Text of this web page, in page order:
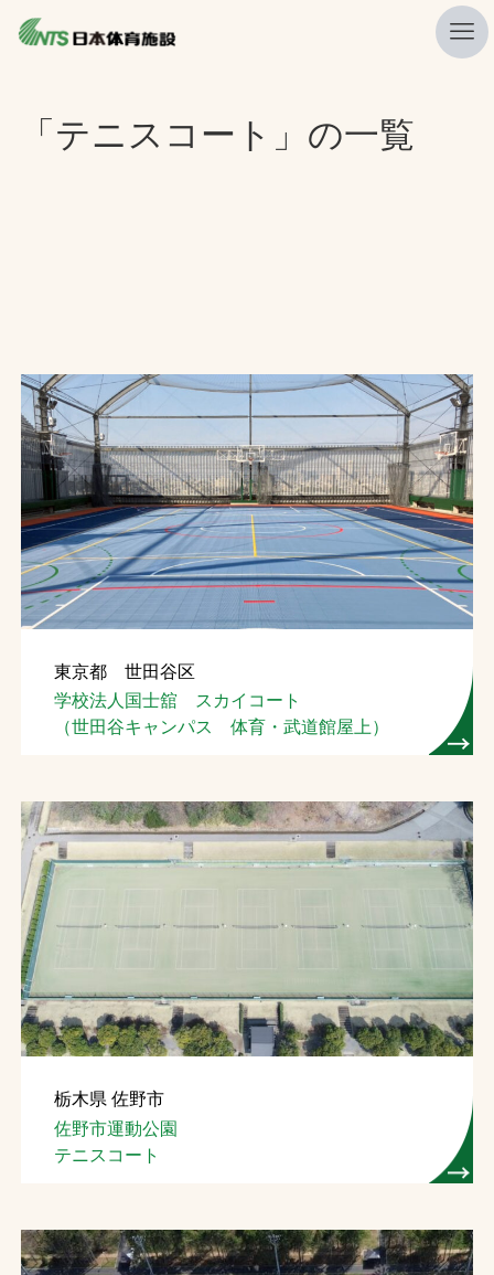
ニュース
会社概要
採用情報
検索
お問合せ
お取引先の皆様へ
ソーシャルメディアポリシー
文字の見えづらさや操作にお困りの方へ
「テニスコート」の一覧
東京都 世田谷区
学校法人国士舘 スカイコート
（世田谷キャンパス 体育・武道館屋上）
栃木県 佐野市
佐野市運動公園
テニスコート